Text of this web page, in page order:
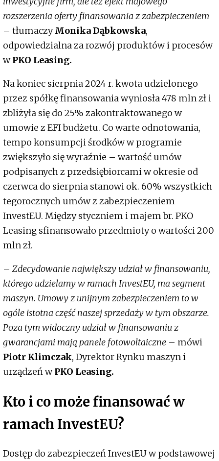
rozszerzenia oferty finansowania z zabezpieczeniem
– tłumaczyMonika Dąbkowska,
odpowiedzialna za rozwój produktów i procesów
wPKO Leasing.
Na koniec sierpnia 2024 r. kwota udzielonego
przez spółkę finansowania wyniosła 478 mln zł i
zbliżyła się do 25% zakontraktowanego w
umowie z EFI budżetu. Co warte odnotowania,
tempo konsumpcji środków w programie
zwiększyło się wyraźnie – wartość umów
podpisanych z przedsiębiorcami w okresie od
czerwca do sierpnia stanowi ok. 60% wszystkich
tegorocznych umów z zabezpieczeniem
InvestEU. Między styczniem i majem br. PKO
Leasing sfinansowało przedmioty o wartości 200
mln zł.
– Zdecydowanie największy udział w finansowaniu,
którego udzielamy w ramach InvestEU, ma segment
maszyn. Umowy z unijnym zabezpieczeniem to w
ogóle istotna część naszej sprzedaży w tym obszarze.
Poza tym widoczny udział w finansowaniu z
gwarancjami mają panele fotowoltaiczne – mówi
Piotr Klimczak, Dyrektor Rynku maszyn i
urządzeń wPKO Leasing.
Kto i co może finansować w
ramach InvestEU?
Dostęp do zabezpieczeń InvestEU w podstawowej